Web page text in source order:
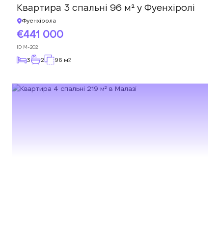
Квартира 3 спальні 96 м² у Фуенхіролі
Фуенхірола
441 000
ID M-202
3 2 96 м2